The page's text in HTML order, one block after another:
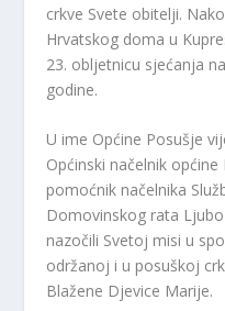
crkve Svete obitelji.
Hrvatskog doma u
23. obljetnicu sjećanja
godine.
U ime Općine Posušje
Općinski načelnik
pomoćnik načelnika
Domovinskog rata
nazočili Svetoj misi u
održanoj i u posuškoj
Blažene Djevice Marije.